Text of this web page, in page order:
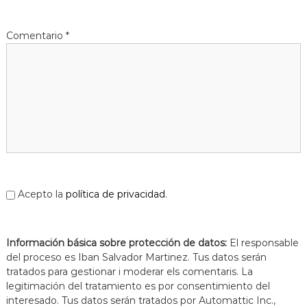
Comentario *
Acepto la política de privacidad.
Información básica sobre protección de datos: El responsable
del proceso es Iban Salvador Martinez. Tus datos serán
tratados para gestionar i moderar els comentaris. La
legitimación del tratamiento es por consentimiento del
interesado. Tus datos serán tratados por Automattic Inc.,